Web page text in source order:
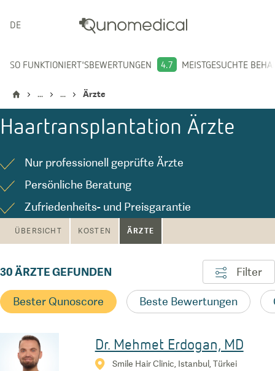
DEUTSCH
SO FUNKTIONIERT'SBEWERTUNGEN 4.7 MEISTGESUCHTE
... ... Ärzte
Haartransplantation Ärzte
Nur professionell geprüfte Ärzte
Persönliche Beratung
Zufriedenheits- und Preisgarantie
ÜBERSICHT KOSTEN ÄRZTE
30ÄRZTE GEFUNDEN Filter
Bester Qunoscore Beste Bewertungen
Dr. Mehmet Erdogan, MD
Smile Hair Clinic, Istanbul, Türkei